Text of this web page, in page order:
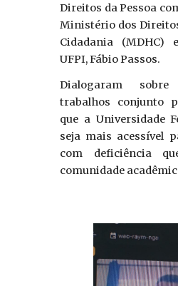
Direitos da Pessoa
Ministério dos
Cidadania (MDHC)
UFPI, Fábio Passos.
Dialogaram
trabalhos conjunto
que a Universidade
seja mais acessível
com deficiência
comunidade